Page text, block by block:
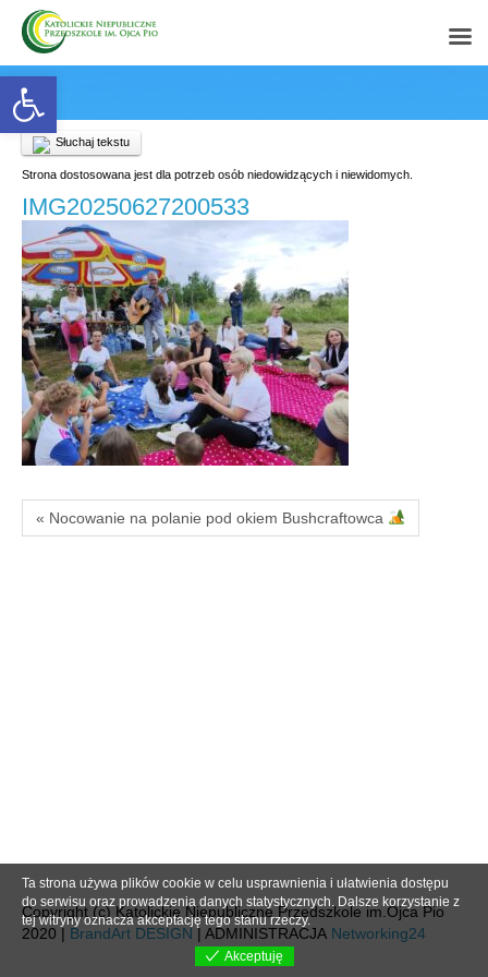
Open toolbar
Słuchaj tekstu
Strona dostosowana jest dla potrzeb osób niedowidzących i niewidomych.
IMG20250627200533
« Nocowanie na polanie pod okiem Bushcraftowca
Copyright (c) Katolickie Niepubliczne Przedszkole im.Ojca Pio
2020 | BrandArt DESIGN | ADMINISTRACJA Networking24
Ta strona używa plików cookie w celu usprawnienia i ułatwienia dostępu
do serwisu oraz prowadzenia danych statystycznych. Dalsze korzystanie z
tej witryny oznacza akceptację tego stanu rzeczy.
Akceptuję